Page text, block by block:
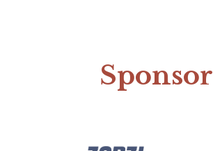
Sponsor